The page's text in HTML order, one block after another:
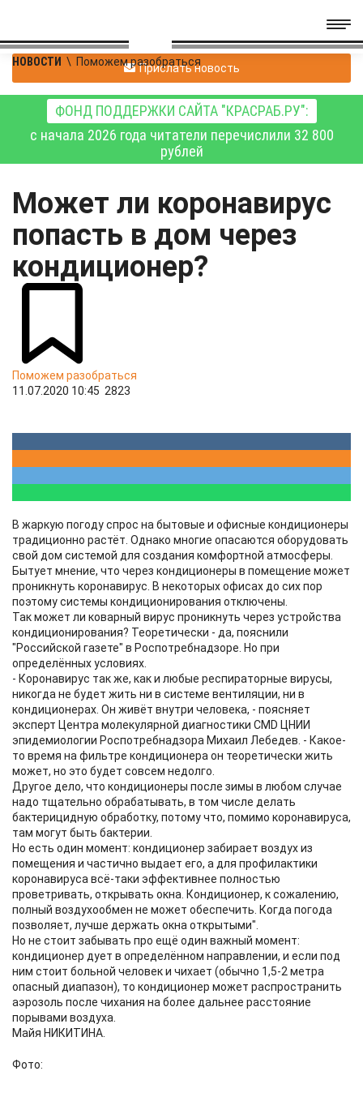
НОВОСТИ \ Поможем разобраться
Прислать новость
ФОНД ПОДДЕРЖКИ САЙТА "КРАСРАБ.РУ":
с начала 2026 года читатели перечислили 32 800
рублей
Может ли коронавирус
попасть в дом через
кондиционер?
Поможем разобраться
11.07.2020 10:45 2823
В жаркую погоду спрос на бытовые и офисные кондиционеры
традиционно растёт. Однако многие опасаются оборудовать
свой дом системой для создания комфортной атмосферы.
Бытует мнение, что через кондиционеры в помещение может
проникнуть коронавирус. В некоторых офисах до сих пор
поэтому системы кондиционирования отключены.
Так может ли коварный вирус проникнуть через устройства
кондиционирования? Теоретически - да, пояснили
"Российской газете" в Роспотребнадзоре. Но при
определённых условиях.
- Коронавирус так же, как и любые респираторные вирусы,
никогда не будет жить ни в системе вентиляции, ни в
кондиционерах. Он живёт внутри человека, - поясняет
эксперт Центра молекулярной диагностики CMD ЦНИИ
эпидемиологии Роспотребнадзора Михаил Лебедев. - Какое-
то время на фильтре кондиционера он теоретически жить
может, но это будет совсем недолго.
Другое дело, что кондиционеры после зимы в любом случае
надо тщательно обрабатывать, в том числе делать
бактерицидную обработку, потому что, помимо коронавируса,
там могут быть бактерии.
Но есть один момент: кондиционер забирает воздух из
помещения и частично выдает его, а для профилактики
коронавируса всё-таки эффективнее полностью
проветривать, открывать окна. Кондиционер, к сожалению,
полный воздухообмен не может обеспечить. Когда погода
позволяет, лучше держать окна открытыми".
Но не стоит забывать про ещё один важный момент:
кондиционер дует в определённом направлении, и если под
ним стоит больной человек и чихает (обычно 1,5-2 метра
опасный диапазон), то кондиционер может распространить
аэрозоль после чихания на более дальнее расстояние
порывами воздуха.
Майя НИКИТИНА.
Фото: